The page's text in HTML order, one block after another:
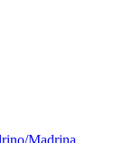
Madrina